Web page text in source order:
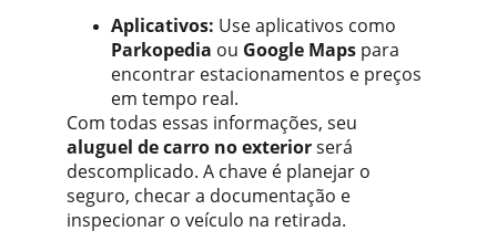
Aplicativos: Use aplicativos como
Parkopedia ou Google Maps para
encontrar estacionamentos e preços
em tempo real.
Com todas essas informações, seu
aluguel de carro no exterior será
descomplicado. A chave é planejar o
seguro, checar a documentação e
inspecionar o veículo na retirada.